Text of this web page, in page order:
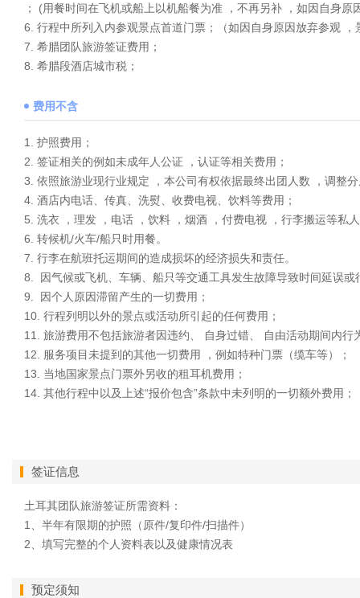
； (用餐时间在飞机或船上以机船餐为准 ，不再另补 ，如因自身原
6. 行程中所列入内参观景点首道门票；（如因自身原因放弃参观
7. 希腊团队旅游签证费用；
8. 希腊段酒店城市税；
费用不含
1. 护照费用；
2. 签证相关的例如未成年人公证 ，认证等相关费用；
3. 依照旅游业现行业规定 ，本公司有权依据最终出团人数 ，调整
4. 酒店内电话、传真、洗熨、收费电视、饮料等费用；
5. 洗衣 ，理发 ，电话 ，饮料 ，烟酒 ，付费电视 ，行李搬运等私
6. 转候机/火车/船只时用餐。
7. 行李在航班托运期间的造成损坏的经济损失和责任。
8. 因气候或飞机、车辆、船只等交通工具发生故障导致时间延误或
9. 因个人原因滞留产生的一切费用；
10. 行程列明以外的景点或活动所引起的任何费用；
11. 旅游费用不包括旅游者因违约、 自身过错、 自由活动期间内
12. 服务项目未提到的其他一切费用 ，例如特种门票（缆车等）；
13. 当地国家景点门票外另收的租耳机费用；
14. 其他行程中以及上述“报价包含”条款中未列明的一切额外费用；
签证信息
土耳其团队旅游签证所需资料：
1、半年有限期的护照（原件/复印件/扫描件）
2、填写完整的个人资料表以及健康情况表
预定须知